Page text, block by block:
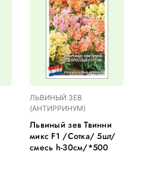
ЛЬВИНЫЙ ЗЕВ
(АНТИРРИНУМ)
Львиный зев Твинни
микс F1 /Сотка/ 5шт/
смесь h-30см/*500